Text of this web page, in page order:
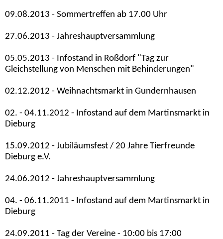
09.08.2013 - Sommertreffen ab 17.00 Uhr
27.06.2013 - Jahreshauptversammlung
05.05.2013 - Infostand in Roßdorf "Tag zur
Gleichstellung von Menschen mit Behinderungen"
02.12.2012 - Weihnachtsmarkt in Gundernhausen
02. - 04.11.2012 - Infostand auf dem Martinsmarkt in
Dieburg
15.09.2012 - Jubiläumsfest / 20 Jahre Tierfreunde
Dieburg e.V.
24.06.2012 - Jahreshauptversammlung
04. - 06.11.2011 - Infostand auf dem Martinsmarkt in
Dieburg
24.09.2011 - Tag der Vereine - 10:00 bis 17:00